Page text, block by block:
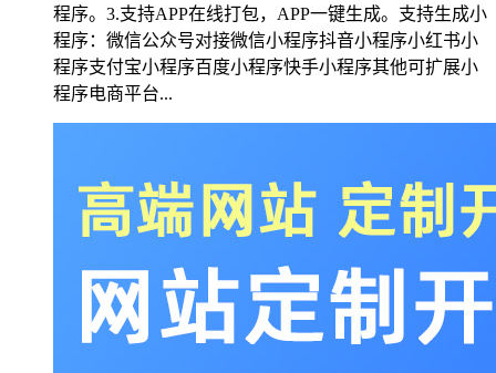
程序。3.支持APP在线打包，APP一键生成。支持生成小
程序：微信公众号对接微信小程序抖音小程序小红书小
程序支付宝小程序百度小程序快手小程序其他可扩展小
程序电商平台...